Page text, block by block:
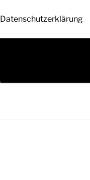
Datenschutzerklärung